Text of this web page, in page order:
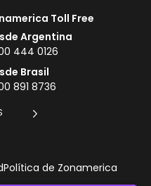
Toll Free
Argentina
444 0126
Brasil
891 8736
Política de Zonamerica